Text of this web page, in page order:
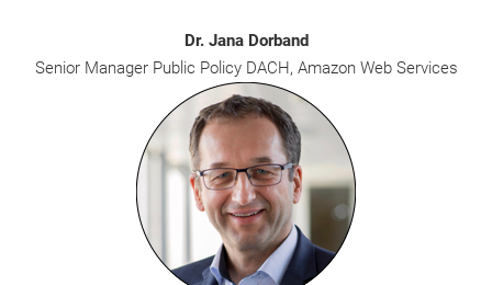
Dr. Jana Dorband
Senior Manager Public Policy DACH, Amazon Web Services